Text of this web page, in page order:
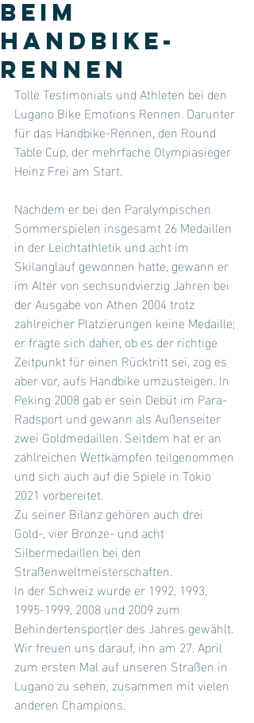
beim
Handbike-
Rennen
Tolle Testimonials und Athleten bei den
Lugano Bike Emotions Rennen. Darunter
für das Handbike-Rennen, den Round
Table Cup, der mehrfache Olympiasieger
Heinz Frei am Start.
Nachdem er bei den Paralympischen
Sommerspielen insgesamt 26 Medaillen
in der Leichtathletik und acht im
Skilanglauf gewonnen hatte, gewann er
im Alter von sechsundvierzig Jahren bei
der Ausgabe von Athen 2004 trotz
zahlreicher Platzierungen keine Medaille;
er fragte sich daher, ob es der richtige
Zeitpunkt für einen Rücktritt sei, zog es
aber vor, aufs Handbike umzusteigen. In
Peking 2008 gab er sein Debüt im Para-
Radsport und gewann als Außenseiter
zwei Goldmedaillen. Seitdem hat er an
zahlreichen Wettkämpfen teilgenommen
und sich auch auf die Spiele in Tokio
2021 vorbereitet.
Zu seiner Bilanz gehören auch drei
Gold-, vier Bronze- und acht
Silbermedaillen bei den
Straßenweltmeisterschaften.
In der Schweiz wurde er 1992, 1993,
1995-1999, 2008 und 2009 zum
Behindertensportler des Jahres gewählt.
Wir freuen uns darauf, ihn am 27. April
zum ersten Mal auf unseren Straßen in
Lugano zu sehen, zusammen mit vielen
anderen Champions.